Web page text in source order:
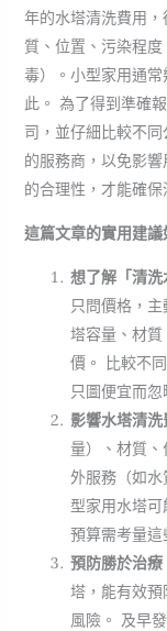
年的水塔清洗費用
質、位置、污染程
毒）。小型家用通
此。 為了得到準確
司，並仔細比較不
的服務商，以免影
的合理性，才能確
這篇文章的實用建
想了解「清洗
只問價格，
塔容量、材
價。 比較不
只圖便宜而忽
影響水塔清洗
量）、材質
外服務（如
型家用水塔
預算需考量這
預防勝於治療
塔，能有效
風險。 及早